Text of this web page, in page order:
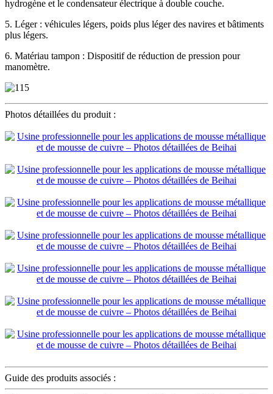
hydrogène et le condensateur électrique à double couche.
5. Léger : véhicules légers, poids plus léger des navires et bâtiments
plus légers.
6. Matériau tampon : Dispositif de réduction de pression pour
manomètre.
Photos détaillées du produit :
Guide des produits associés :